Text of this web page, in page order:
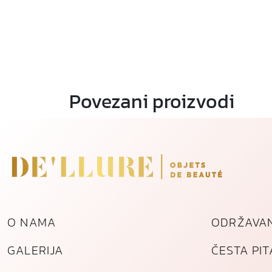
Povezani proizvodi
O NAMA
GALERIJA
ČESTA